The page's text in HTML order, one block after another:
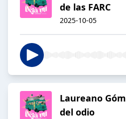
de las FARC
2025-10-05
Laureano
del odio